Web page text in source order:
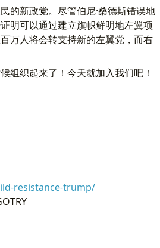
的新政党。尽管伯尼·桑德斯错误地
明可以通过建立旗帜鲜明地左翼项
万人将会转支持新的左翼党，而右
组织起来了！今天就加入我们吧！
resistance-trump/